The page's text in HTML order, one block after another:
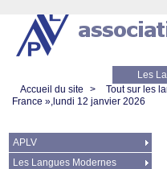
Les
Accueil du site
> Tout sur les
France »,lundi 12 janvier 2026
APLV
Les Langues Modernes